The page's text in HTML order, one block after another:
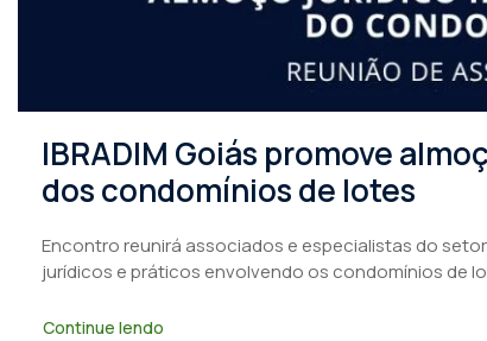
IBRADIM Goiás promove
dos condomínios de lotes
Encontro reunirá associados e especialistas do
jurídicos e práticos envolvendo os condomínios de
Continue lendo